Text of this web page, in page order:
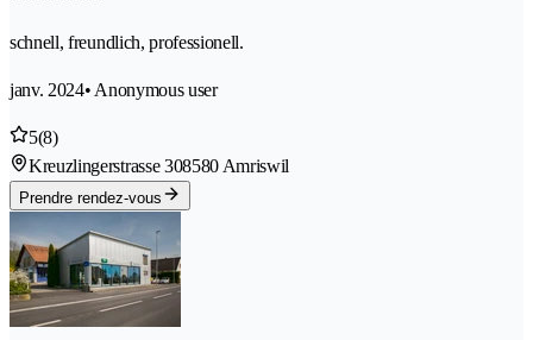
schnell, freundlich, professionell.
janv. 2024• Anonymous user
5(8)
Kreuzlingerstrasse 308580 Amriswil
Prendre rendez-vous